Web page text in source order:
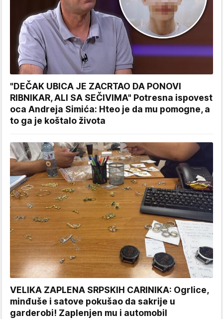
"DEČAK UBICA JE ZACRTAO DA PONOVI
RIBNIKAR, ALI SA SEČIVIMA" Potresna ispovest
oca Andreja Simića: Hteo je da mu pomogne, a
to ga je koštalo života
VELIKA ZAPLENA SRPSKIH CARINIKA: Ogrlice,
minđuše i satove pokušao da sakrije u
garderobi! Zaplenjen mu i automobil